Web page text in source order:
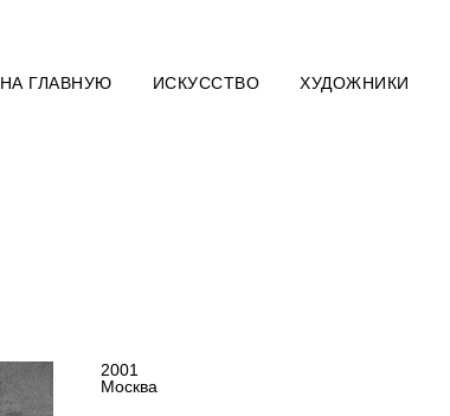
НА ГЛАВНУЮ ИСКУССТВО ХУДОЖНИКИ
2001
Москва